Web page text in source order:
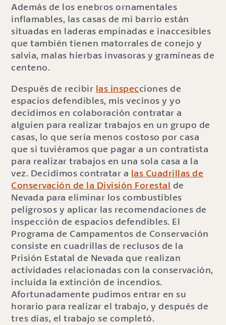
Además de los enebros ornamentales
inflamables, las casas de mi barrio están
situadas en laderas empinadas e inaccesibles
que también tienen matorrales de conejo y
salvia, malas hierbas invasoras y gramíneas de
centeno.
Después de recibir las inspecciones de
espacios defendibles, mis vecinos y yo
decidimos en colaboración contratar a
alguien para realizar trabajos en un grupo de
casas, lo que sería menos costoso por casa
que si tuviéramos que pagar a un contratista
para realizar trabajos en una sola casa a la
vez. Decidimos contratar a las Cuadrillas de
Conservación de la División Forestal de
Nevada para eliminar los combustibles
peligrosos y aplicar las recomendaciones de
inspección de espacios defendibles. El
Programa de Campamentos de Conservación
consiste en cuadrillas de reclusos de la
Prisión Estatal de Nevada que realizan
actividades relacionadas con la conservación,
incluida la extinción de incendios.
Afortunadamente pudimos entrar en su
horario para realizar el trabajo, y después de
tres días, el trabajo se completó.